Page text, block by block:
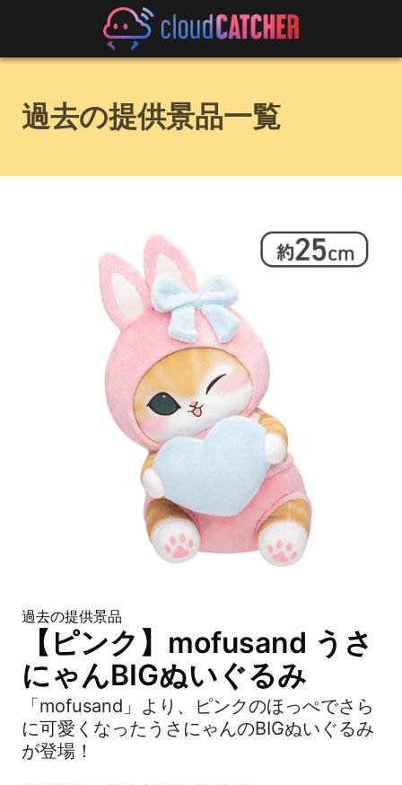
過去の提供景品一覧
過去の提供景品
【ピンク】mofusand うさ
にゃんBIGぬいぐるみ
「mofusand」より、ピンクのほっぺでさら
に可愛くなったうさにゃんのBIGぬいぐるみ
が登場！